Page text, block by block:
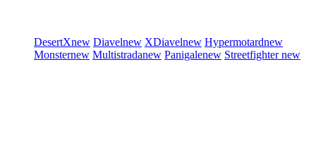
DesertXnew Diavelnew XDiavelnew Hypermotardnew
Monsternew Multistradanew Panigalenew Streetfighternew